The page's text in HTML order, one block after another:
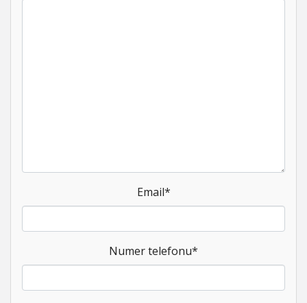
Email*
Numer telefonu*